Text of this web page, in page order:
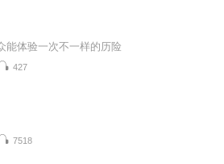
能体验一次不一样的历险
427
7518